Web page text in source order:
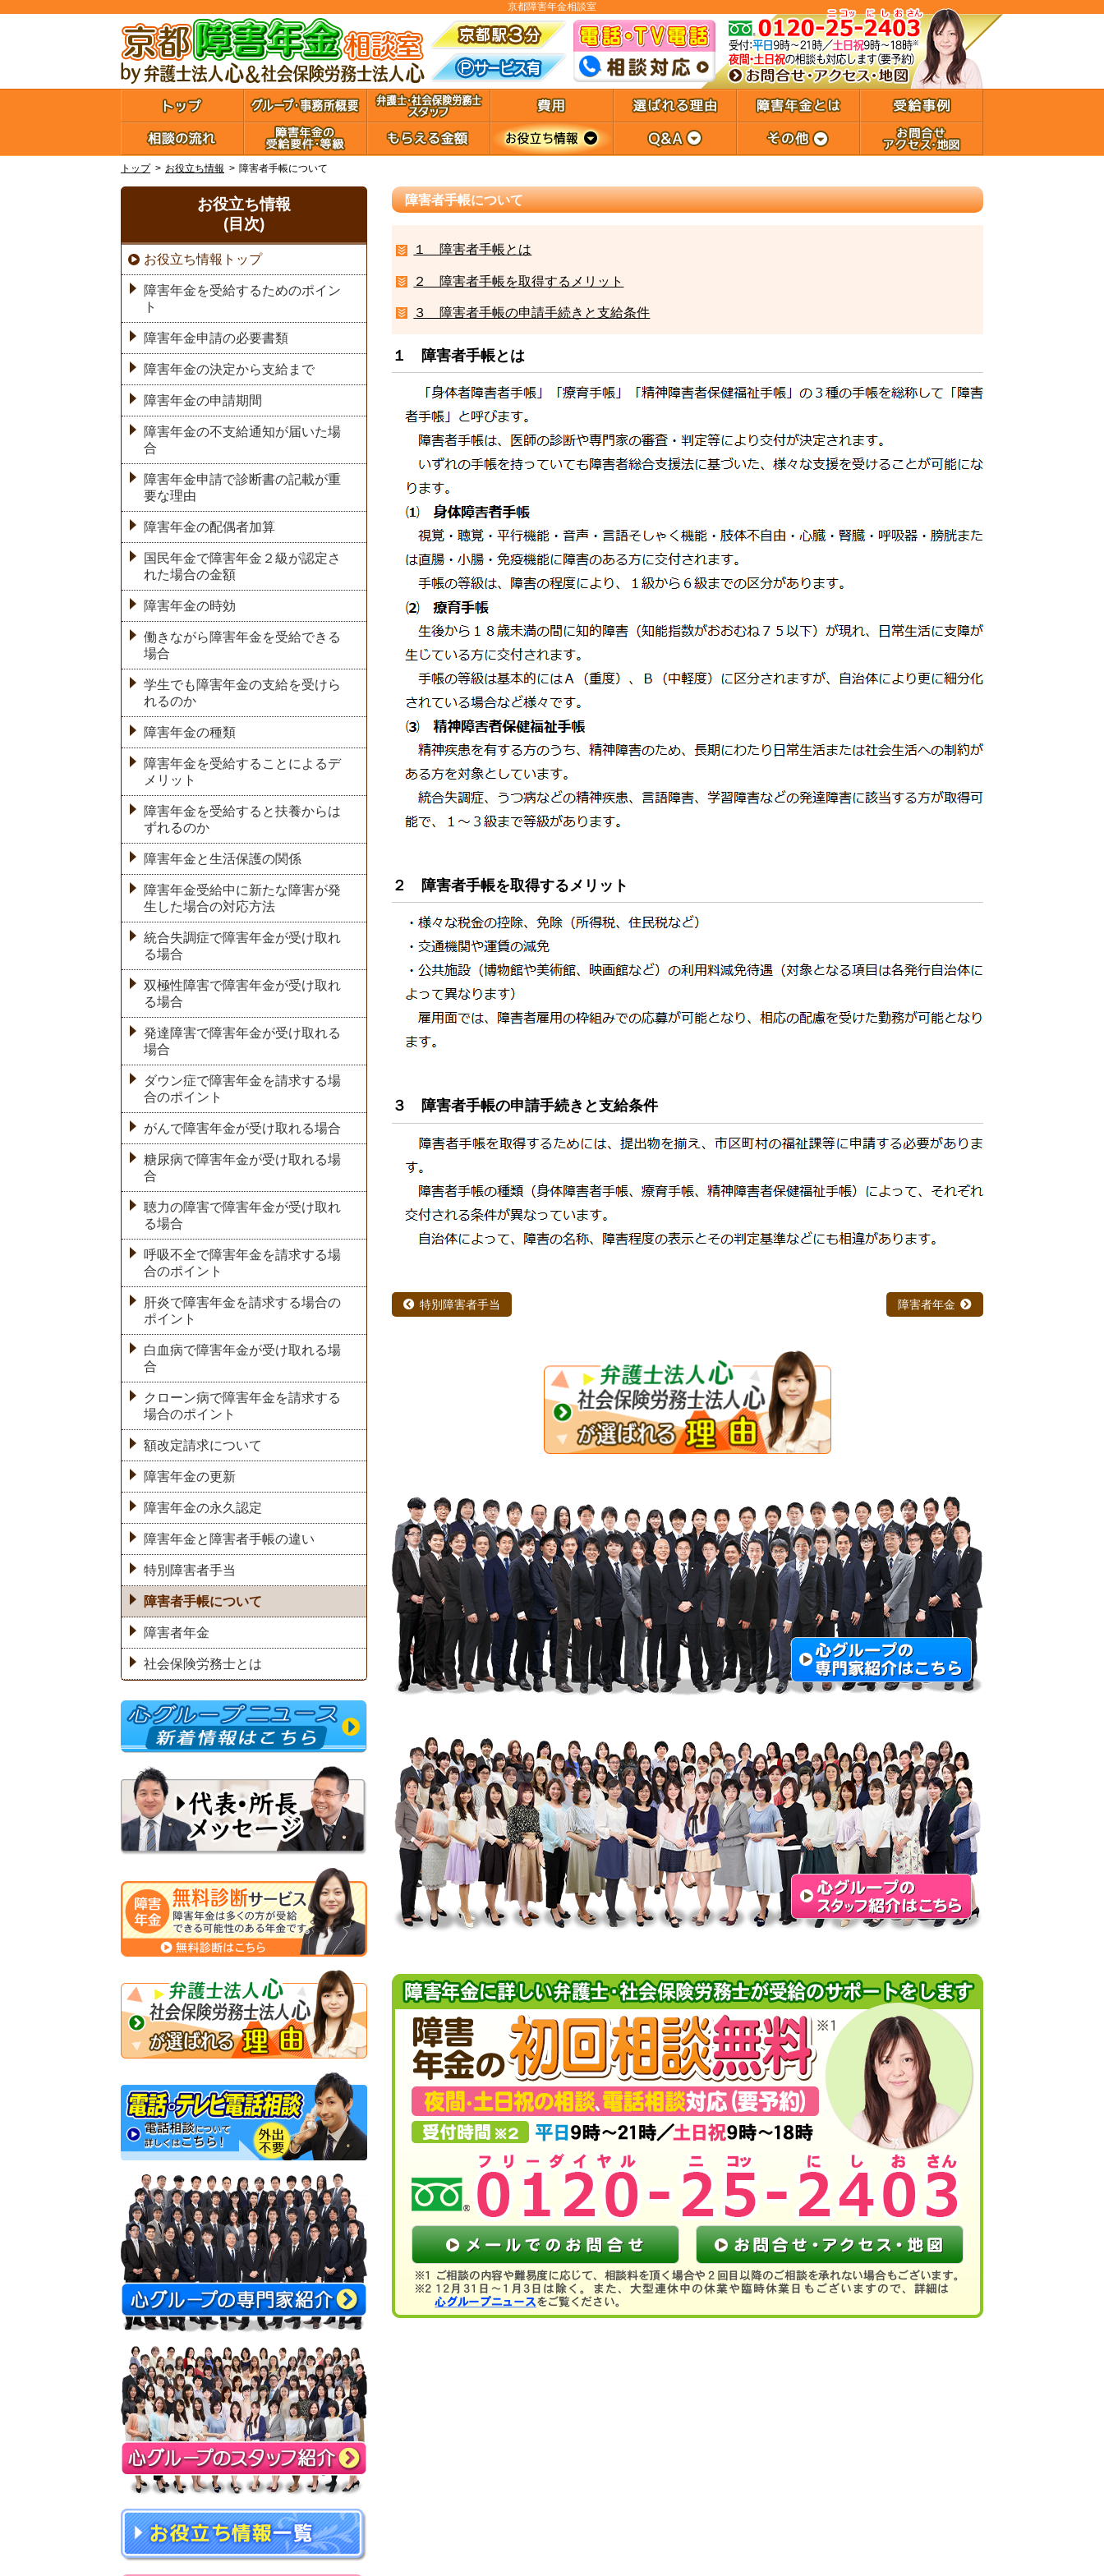
京都障害年金相談室
トップ お役立ち情報 障害者手帳について
障害者手帳について
１ 障害者手帳とは
２ 障害者手帳を取得するメリット
３ 障害者手帳の申請手続きと支給条件
１ 障害者手帳とは
２ 障害者手帳を取得するメリット
３ 障害者手帳の申請手続きと支給条件
特別障害者手当 障害者年金
お役立ち情報
(目次)
お役立ち情報トップ
障害年金を受給するためのポイン
ト
障害年金申請の必要書類
障害年金の決定から支給まで
障害年金の申請期間
障害年金の不支給通知が届いた場
合
障害年金申請で診断書の記載が重
要な理由
障害年金の配偶者加算
国民年金で障害年金２級が認定さ
れた場合の金額
障害年金の時効
働きながら障害年金を受給できる
場合
学生でも障害年金の支給を受けら
れるのか
障害年金の種類
障害年金を受給することによるデ
メリット
障害年金を受給すると扶養からは
ずれるのか
障害年金と生活保護の関係
障害年金受給中に新たな障害が発
生した場合の対応方法
統合失調症で障害年金が受け取れ
る場合
双極性障害で障害年金が受け取れ
る場合
発達障害で障害年金が受け取れる
場合
ダウン症で障害年金を請求する場
合のポイント
がんで障害年金が受け取れる場合
糖尿病で障害年金が受け取れる場
合
聴力の障害で障害年金が受け取れ
る場合
呼吸不全で障害年金を請求する場
合のポイント
肝炎で障害年金を請求する場合の
ポイント
白血病で障害年金が受け取れる場
合
クローン病で障害年金を請求する
場合のポイント
額改定請求について
障害年金の更新
障害年金の永久認定
障害年金と障害者手帳の違い
特別障害者手当
障害者手帳について
障害者年金
社会保険労務士とは